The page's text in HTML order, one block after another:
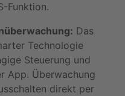
Funktion.
Das
Technologie
Steuerung und
App. Überwachung
direkt per